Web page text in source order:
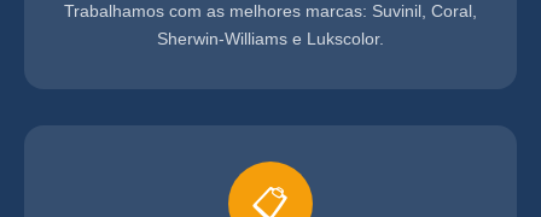
Trabalhamos com as melhores marcas: Suvinil, Coral,
Sherwin-Williams e Lukscolor.
📋